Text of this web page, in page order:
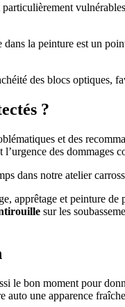
dans la peinture est un
des blocs optiques,
?
et des
des dommages
dans notre atelier
apprêtage et peinture de
sur les
le bon moment pour
auto une apparence